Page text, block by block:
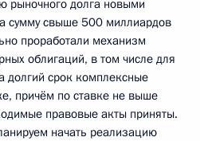
рыночного долга новыми
сумму свыше 500 миллиардов
проработали механизм
облигаций, в том числе для
долгий срок комплексные
причём по ставке не выше
правовые акты приняты.
начать реализацию